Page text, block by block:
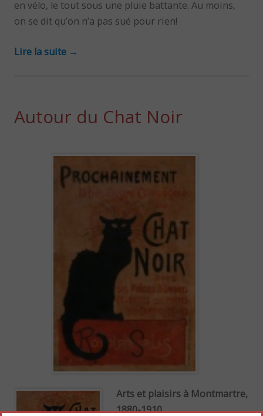
en vélo, le tout sous une pluie battante. Au moins,
on se dit qu’on n’a pas sué pour rien!
Lire la suite →
Autour du Chat Noir
Arts et plaisirs à Montmartre,
1880-1910